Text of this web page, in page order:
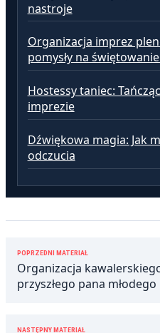
nastroje
Organizacja imprez
pomysły na
Hostessy taniec:
imprezie
Dźwiękowa magia: Jak
odczucia
Nawigacja
wpisu
POPRZEDNI MATERIAŁ
Organizacja
przyszłego pana młodego
NASTĘPNY MATERIAŁ